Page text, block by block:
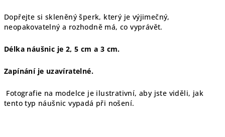
Dopřejte si skleněný šperk, který je výjimečný,
neopakovatelný a rozhodně má, co vyprávět.
Délka náušnic je 2, 5 cm a 3 cm.
Zapínání je uzavíratelné.
Fotografie na modelce je ilustrativní, aby jste viděli, jak
tento typ náušnic vypadá při nošení.